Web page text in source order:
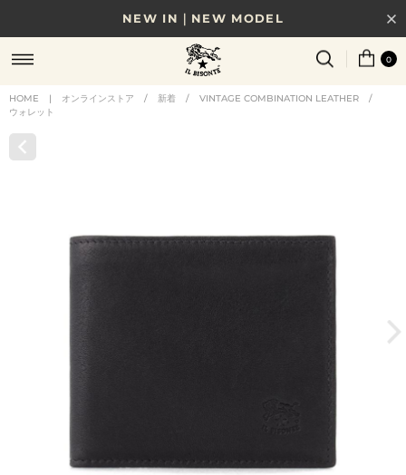
NEW IN｜NEW MODEL
8/17(月)10時まで｜税込11,000円以上で送料無料
贈る相手やシーンから選べる、新しいギフトガイド
0
HOME | オンラインストア / 新着 / VINTAGE COMBINATION LEATHER
/
ウォレット